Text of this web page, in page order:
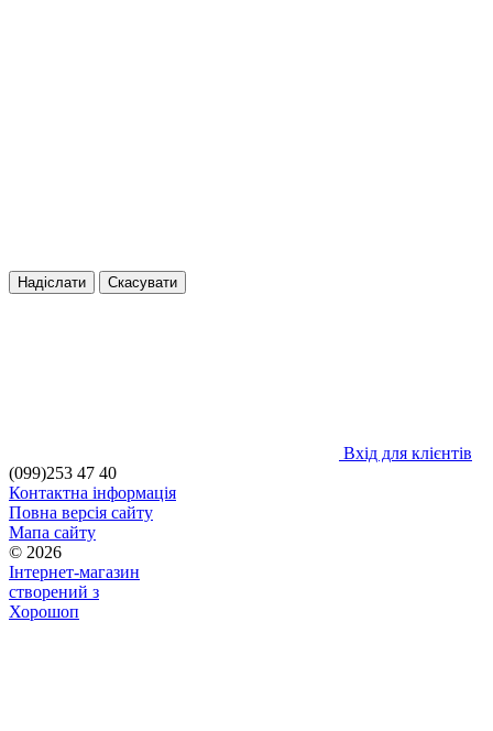
Надіслати Скасувати
Вхід для клієнтів
(099)253 47 40
Контактна інформація
Повна версія сайту
Мапа сайту
© 2026
Інтернет-магазин
створений з
Хорошоп